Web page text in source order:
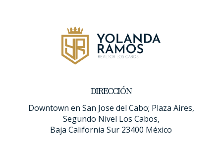
DIRECCIÓN
Downtown en San Jose del Cabo; Plaza Aires,
Segundo Nivel Los Cabos,
Baja California Sur 23400 México